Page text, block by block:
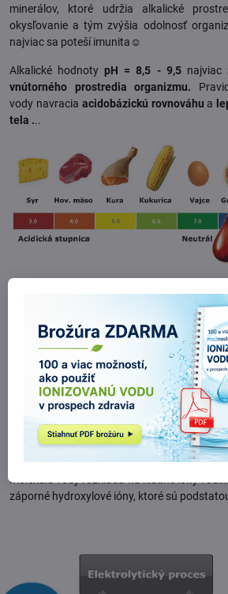
minerálov, ktoré udržia alkalické
okysľovanie a tým zvýšia odolnosť
najviac sa poteší imunita☺
Alkalické hodnotypH = 8,5 - 9,5 najviac
vnútorného prostredia organizmu.
vody navracia acidobázickú rovnováhu a
tela ...
► Elektrolýza vody
Elektrolýza vody je rozklad molekúl vody
, ktorý ňou prechádza. Za týmto
elektródy: záporná - katóda a kladná -
molekula vody rozkladá na kladné ióny
záporné hydroxylové ióny, ktoré sú